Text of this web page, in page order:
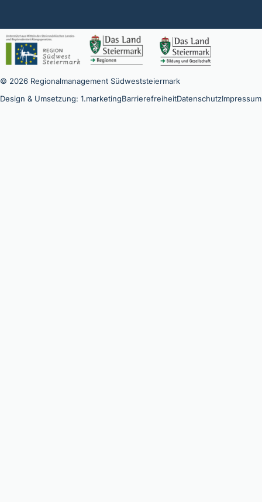
© 2026 Regionalmanagement Südweststeiermark
Design & Umsetzung: 1.marketingBarrierefreiheitDatenschutzImpressum